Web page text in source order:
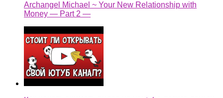
Archangel Michael ~ Your New Relationship with
Money — Part 2 —